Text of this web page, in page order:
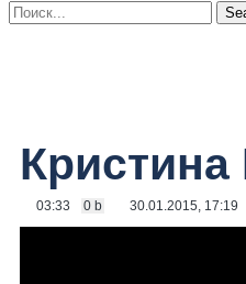
Кристина
03:33 0 b 30.01.2015, 17:19